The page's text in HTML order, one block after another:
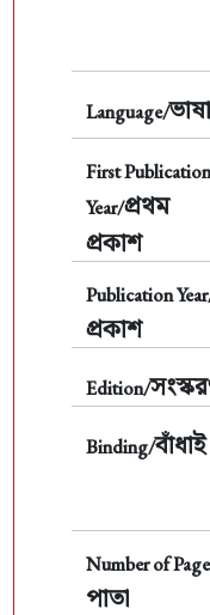
Language/ভাষা
First Publication
Year/প্রথম
প্রকাশ
Publication
প্রকাশ
Edition/
Binding/বাঁধাই
Number of
পাতা